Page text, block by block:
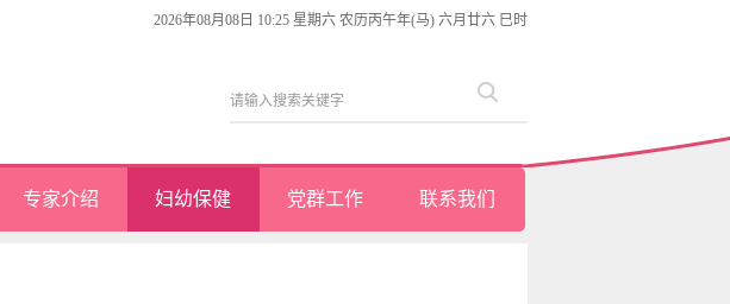
2026年08月08日 10:25 星期六 农历丙午年(马) 六月廿六 巳时
专家介绍 妇幼保健 党群工作 联系我们